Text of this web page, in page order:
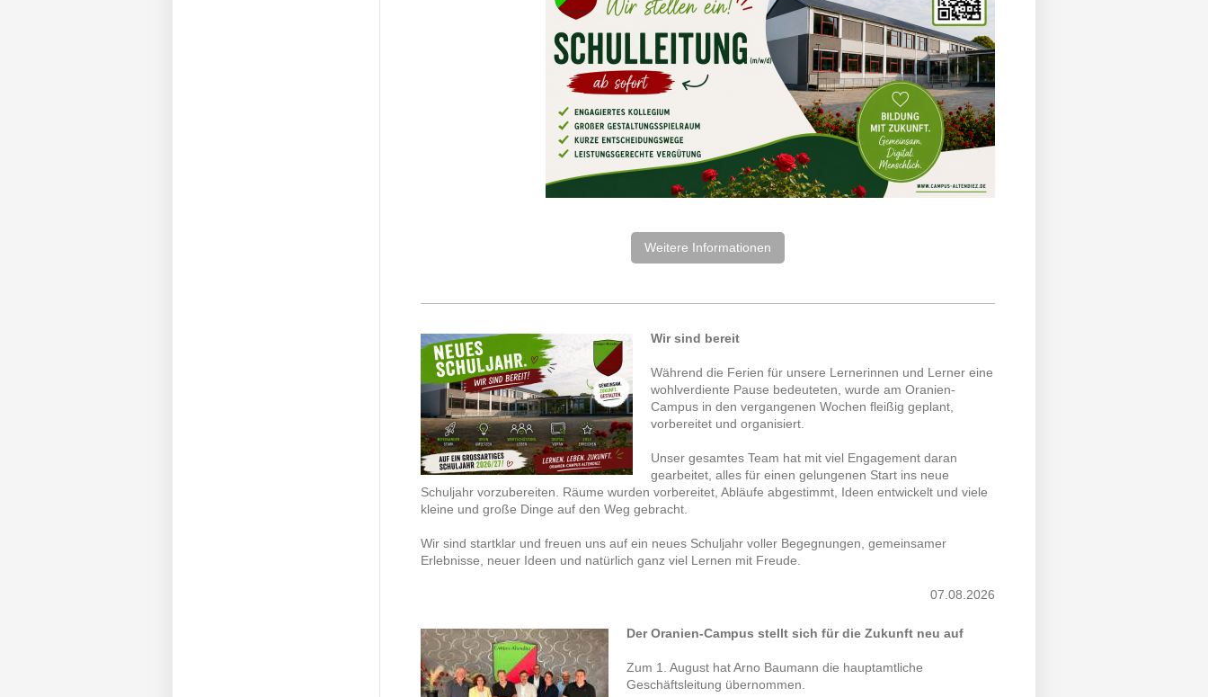
Weitere Informationen
Wir sind bereit
Während die Ferien für unsere Lernerinnen und Lerner eine
wohlverdiente Pause bedeuteten, wurde am Oranien-
Campus in den vergangenen Wochen fleißig geplant,
vorbereitet und organisiert.
Unser gesamtes Team hat mit viel Engagement daran
gearbeitet, alles für einen gelungenen Start ins neue
Schuljahr vorzubereiten. Räume wurden vorbereitet, Abläufe abgestimmt, Ideen entwickelt und viele
kleine und große Dinge auf den Weg gebracht.
Wir sind startklar und freuen uns auf ein neues Schuljahr voller Begegnungen, gemeinsamer
Erlebnisse, neuer Ideen und natürlich ganz viel Lernen mit Freude.
07.08.2026
Der Oranien-Campus stellt sich für die Zukunft neu auf
Zum 1. August hat Arno Baumann die hauptamtliche
Geschäftsleitung übernommen.